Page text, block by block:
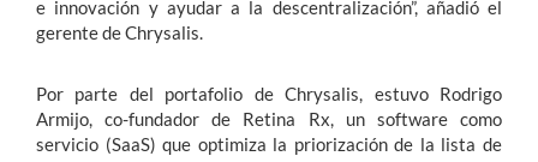
e innovación y ayudar a la descentralización”, añadió el
gerente de Chrysalis.
Por parte del portafolio de Chrysalis, estuvo Rodrigo
Armijo, co-fundador de Retina Rx, un software como
servicio (SaaS) que optimiza la priorización de la lista de